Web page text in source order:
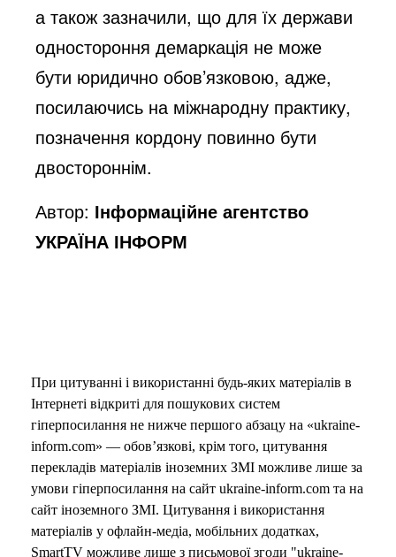
а також зазначили, що для їх держави
одностороння демаркація не може
бути юридично обов’язковою, адже,
посилаючись на міжнародну практику,
позначення кордону повинно бути
двостороннім.
Автор: Інформаційне агентство
УКРАЇНА ІНФОРМ
При цитуванні і використанні будь-яких матеріалів в
Інтернеті відкриті для пошукових систем
гіперпосилання не нижче першого абзацу на «ukraine-
inform.com» — обов’язкові, крім того, цитування
перекладів матеріалів іноземних ЗМІ можливе лише за
умови гіперпосилання на сайт ukraine-inform.com та на
сайт іноземного ЗМІ. Цитування і використання
матеріалів у офлайн-медіа, мобільних додатках,
SmartTV можливе лише з письмової згоди "ukraine-